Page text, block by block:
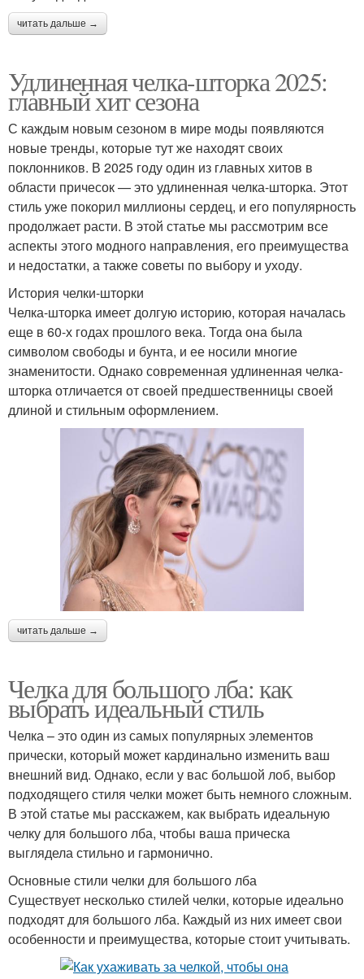
читать дальше →
Удлиненная челка-шторка 2025:
главный хит сезона
С каждым новым сезоном в мире моды появляются
новые тренды, которые тут же находят своих
поклонников. В 2025 году один из главных хитов в
области причесок — это удлиненная челка-шторка. Этот
стиль уже покорил миллионы сердец, и его популярность
продолжает расти. В этой статье мы рассмотрим все
аспекты этого модного направления, его преимущества
и недостатки, а также советы по выбору и уходу.
История челки-шторки
Челка-шторка имеет долгую историю, которая началась
еще в 60-х годах прошлого века. Тогда она была
символом свободы и бунта, и ее носили многие
знаменитости. Однако современная удлиненная челка-
шторка отличается от своей предшественницы своей
длиной и стильным оформлением.
читать дальше →
Челка для большого лба: как
выбрать идеальный стиль
Челка – это один из самых популярных элементов
прически, который может кардинально изменить ваш
внешний вид. Однако, если у вас большой лоб, выбор
подходящего стиля челки может быть немного сложным.
В этой статье мы расскажем, как выбрать идеальную
челку для большого лба, чтобы ваша прическа
выглядела стильно и гармонично.
Основные стили челки для большого лба
Существует несколько стилей челки, которые идеально
подходят для большого лба. Каждый из них имеет свои
особенности и преимущества, которые стоит учитывать.